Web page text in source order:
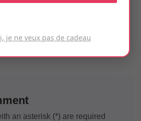
: Créez votre site
an asterisk (*) are required
je ne veux pas de cadeau